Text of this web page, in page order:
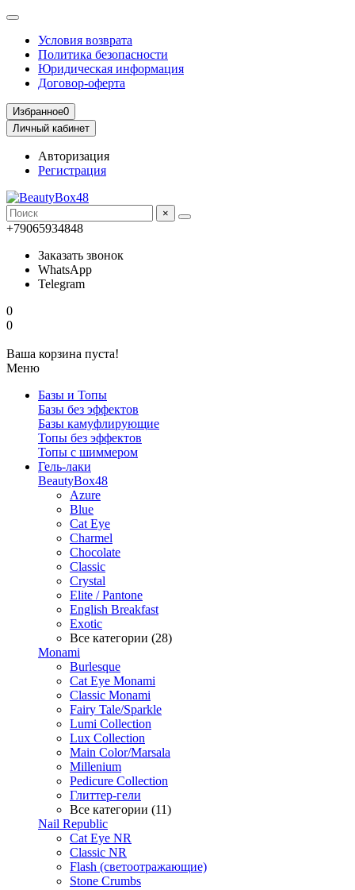
Условия возврата
Политика безопасности
Юридическая информация
Договор-оферта
Избранное0
Личный кабинет
Авторизация
Регистрация
×
+79065934848
Заказать звонок
WhatsApp
Telegram
0
0
Ваша корзина пуста!
Меню
Базы и Топы
Базы без эффектов
Базы камуфлирующие
Топы без эффектов
Топы с шиммером
Гель-лаки
BeautyBox48
Azure
Blue
Cat Eye
Charmel
Chocolate
Classic
Crystal
Elite / Pantone
English Breakfast
Exotic
Все категории (28)
Monami
Burlesque
Cat Eye Monami
Classic Monami
Fairy Tale/Sparkle
Lumi Collection
Lux Collection
Main Color/Marsala
Millenium
Pedicure Collection
Глиттер-гели
Все категории (11)
Nail Republic
Cat Eye NR
Classic NR
Flash (светоотражающие)
Stone Crumbs